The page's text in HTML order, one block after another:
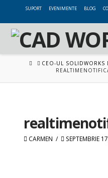
SUPORT EVENIMENTE BLOG
HOMECEO-UL SOLIDWORKS
CARMEN SEPTEMBRIE